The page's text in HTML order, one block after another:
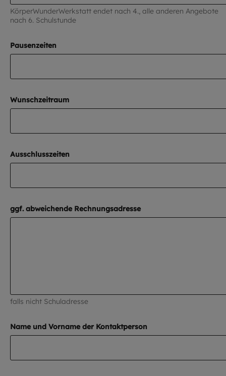
KörperWunderWerkstatt endet nach 4., alle anderen Angebote
nach 6. Schulstunde
Pausenzeiten
Wunschzeitraum
Ausschlusszeiten
ggf. abweichende Rechnungsadresse
falls nicht Schuladresse
Name und Vorname der Kontaktperson